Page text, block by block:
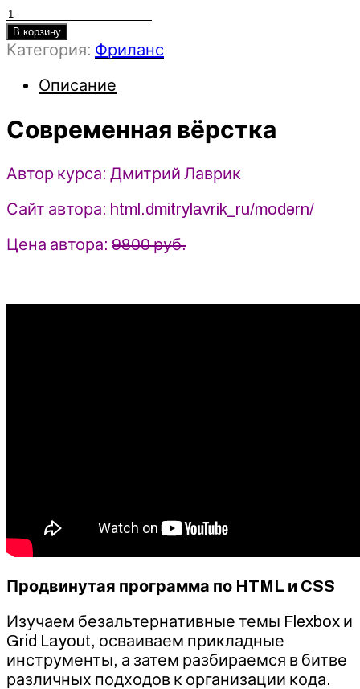
Количество
товара
Современная
-
Дмитрий
В корзину
Категория: Фриланс
Описание
Современная вёрстка
Автор курса: Дмитрий Лаврик
Сайт автора: html.dmitrylavrik_ru/modern/
Цена автора: 9800 руб.
Продвинутая программа по HTML и CSS
Изучаем безальтернативные темы Flexbox и
Grid Layout, осваиваем прикладные
инструменты, а затем разбираемся в битве
различных подходов к организации кода.